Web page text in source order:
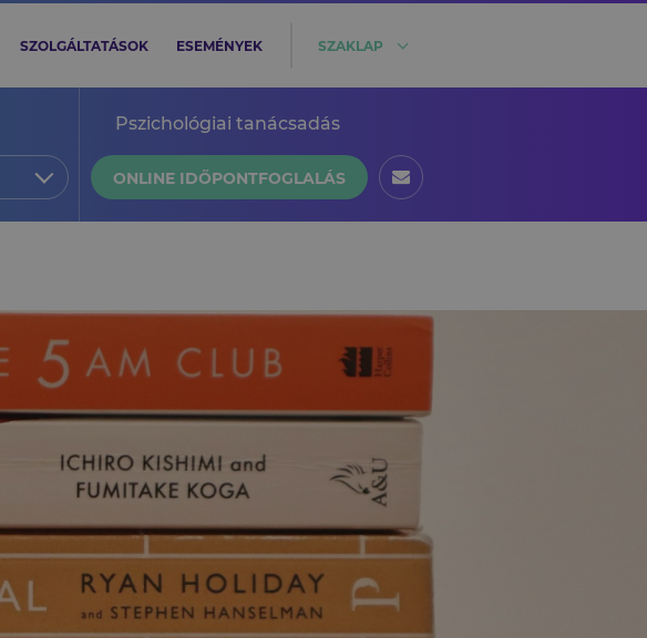
SZOLGÁLTATÁSOK ESEMÉNYEK SZAKLAP
Pszichológiai tanácsadás
ONLINE IDŐPONTFOGLALÁS